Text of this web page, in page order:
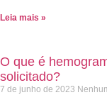
Leia mais »
O que é
solicitado?
7 de junho de 2023